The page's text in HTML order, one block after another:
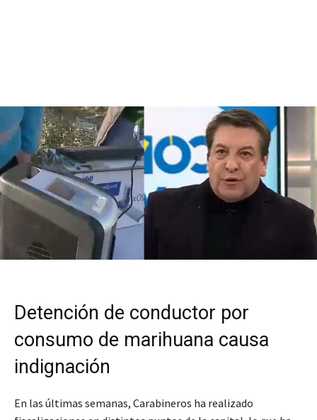
Detención de conductor por
consumo de marihuana causa
indignación
En las últimas semanas, Carabineros ha realizado